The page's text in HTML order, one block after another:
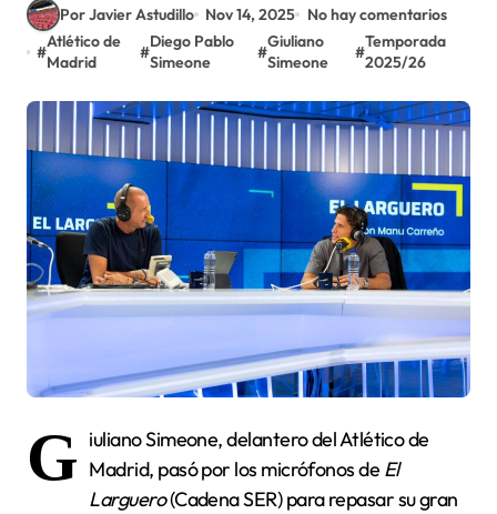
Por Javier Astudillo Nov 14, 2025
No hay comentarios
#
Atlético de
Madrid
#
Diego Pablo
Simeone
#
Giuliano
Simeone
#
Temporada
2025/26
G iuliano Simeone, delantero del Atlético de
Madrid, pasó por los micrófonos de El
Larguero(Cadena SER) para repasar su gran